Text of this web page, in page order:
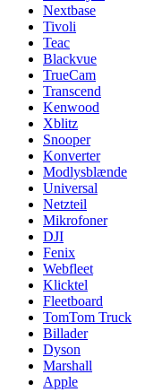
Nextbase
Tivoli
Teac
Blackvue
TrueCam
Transcend
Kenwood
Xblitz
Snooper
Konverter
Modlysblænde
Universal
Netzteil
Mikrofoner
DJI
Fenix
Webfleet
Klicktel
Fleetboard
TomTom Truck
Billader
Dyson
Marshall
Apple